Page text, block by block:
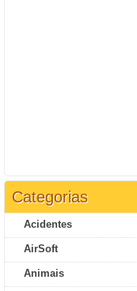
Categorias
Acidentes
AirSoft
Animais